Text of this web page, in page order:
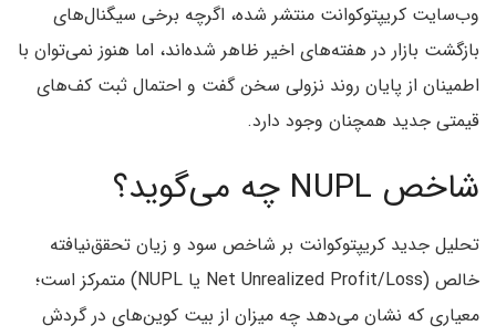
وب‌سایت کریپتوکوانت منتشر شده، اگرچه برخی سیگنال‌های
بازگشت بازار در هفته‌های اخیر ظاهر شده‌اند، اما هنوز نمی‌توان با
اطمینان از پایان روند نزولی سخن گفت و احتمال ثبت کف‌های
قیمتی جدید همچنان وجود دارد.
شاخص NUPL چه می‌گوید؟
تحلیل جدید کریپتوکوانت بر شاخص سود و زیان تحقق‌نیافته
خالص (Net Unrealized Profit/Loss یا NUPL) متمرکز است؛
معیاری که نشان می‌دهد چه میزان از بیت کوین‌های در گردش